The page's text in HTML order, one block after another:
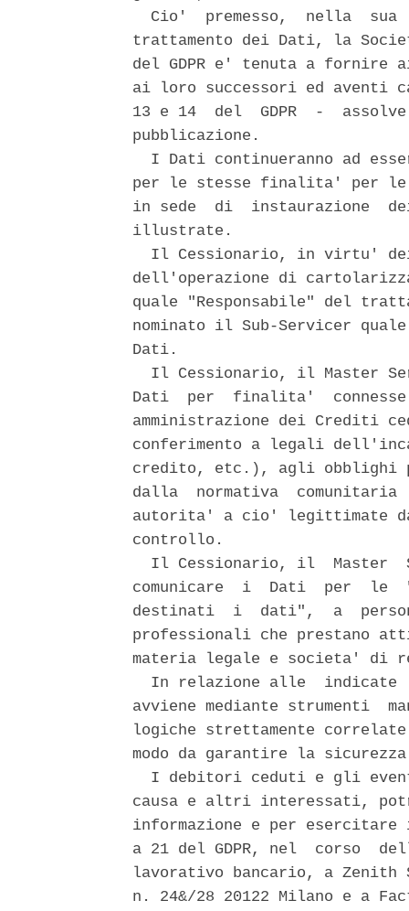
Cio'  premesso,  nella  sua
trattamento dei Dati, la
del GDPR e' tenuta a
ai loro successori ed
13 e 14  del  GDPR  -
pubblicazione.
I Dati continueranno ad
per le stesse finalita' per
in sede  di  instaurazione
illustrate.
Il Cessionario, in virtu'
dell'operazione di
quale "Responsabile" del
nominato il Sub-Servicer
Dati.
Il Cessionario, il Master
Dati  per  finalita'
amministrazione dei Crediti
conferimento a legali
credito, etc.), agli obblighi
dalla  normativa  comunitaria
autorita' a cio' legittimate
controllo.
Il Cessionario, il  Master
comunicare  i  Dati  per  le
destinati  i  dati",  a
professionali che prestano
materia legale e societa' di
In relazione alle  indicate
avviene mediante strumenti
logiche strettamente
modo da garantire la
I debitori ceduti e gli
causa e altri interessati,
informazione e per
a 21 del GDPR, nel  corso
lavorativo bancario, a Zenith
n. 24&/28 20122 Milano e a